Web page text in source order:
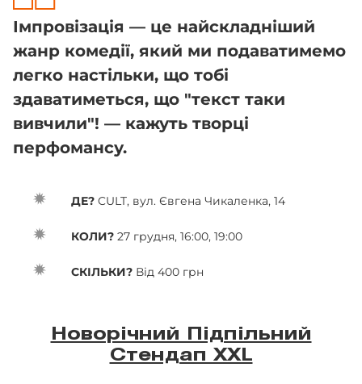
Імпровізація — це найскладніший
жанр комедії, який ми подаватимемо
легко настільки, що тобі
здаватиметься, що "текст таки
вивчили"! — кажуть творці
перфомансу.
ДЕ? CULT, вул. Євгена Чикаленка, 14
КОЛИ? 27 грудня, 16:00, 19:00
СКІЛЬКИ? Від 400 грн
Новорічний Підпільний
Стендап XXL